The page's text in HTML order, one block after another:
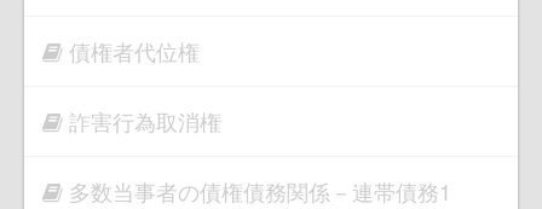
債権者代位権
詐害行為取消権
多数当事者の債権債務関係－連帯債務1